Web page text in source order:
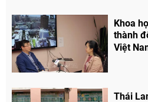
Khoa
thành
Việt
Thái